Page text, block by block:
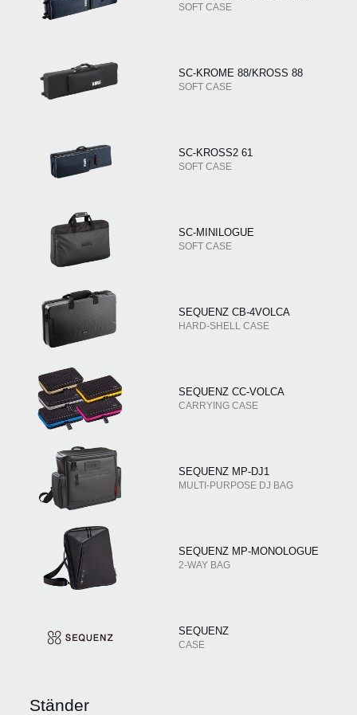
SOFT CASE
SC-KROME 88/KROSS 88
SOFT CASE
SC-KROSS2 61
SOFT CASE
SC-MINILOGUE
SOFT CASE
SEQUENZ CB-4VOLCA
HARD-SHELL CASE
SEQUENZ CC-VOLCA
CARRYING CASE
SEQUENZ MP-DJ1
MULTI-PURPOSE DJ BAG
SEQUENZ MP-MONOLOGUE
2-WAY BAG
SEQUENZ
CASE
Ständer